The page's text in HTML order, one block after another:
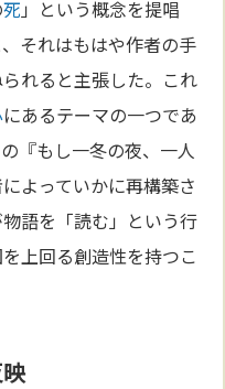
死 」という概念を提唱
それはもはや作者の手
れると主張した。これ
にあるテーマの一つであ
『もし一冬の夜、一人
よっていかに再構築さ
語を「読む」という行
上回る創造性を持つこ